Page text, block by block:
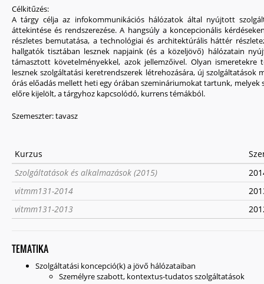
Célkitűzés:
A tárgy célja az infokommunikációs hálózatok által nyújtott
áttekintése és rendszerezése. A hangsúly a koncepcionális
részletes bemutatása, a technológiai és architektúrális háttér
hallgatók tisztában lesznek napjaink (és a közeljövő) hálózatain
támasztott követelményekkel, azok jellemzőivel. Olyan ismeretekre
lesznek szolgáltatási keretrendszerek létrehozására, új szolgáltatások
órás előadás mellett heti egy órában szemináriumokat tartunk,
előre kijelölt, a tárgyhoz kapcsolódó, kurrens témákból.
Szemeszter:tavasz
Kurzus
Szolgáltatások és alkalmazások (2015)
vitmm131-2014
vitmm131-2013
TEMATIKA
Szolgáltatási koncepció(k) a jövő hálózataiban
Személyre szabott, kontextus-tudatos szolgáltatások